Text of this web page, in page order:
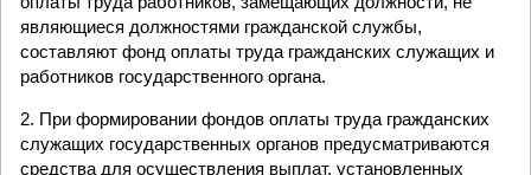
являющиеся должностями гражданской службы,
составляют фонд оплаты труда гражданских служащих и
работников государственного органа.
2. При формировании фондов оплаты труда гражданских
служащих государственных органов предусматриваются
средства для осуществления выплат, установленных